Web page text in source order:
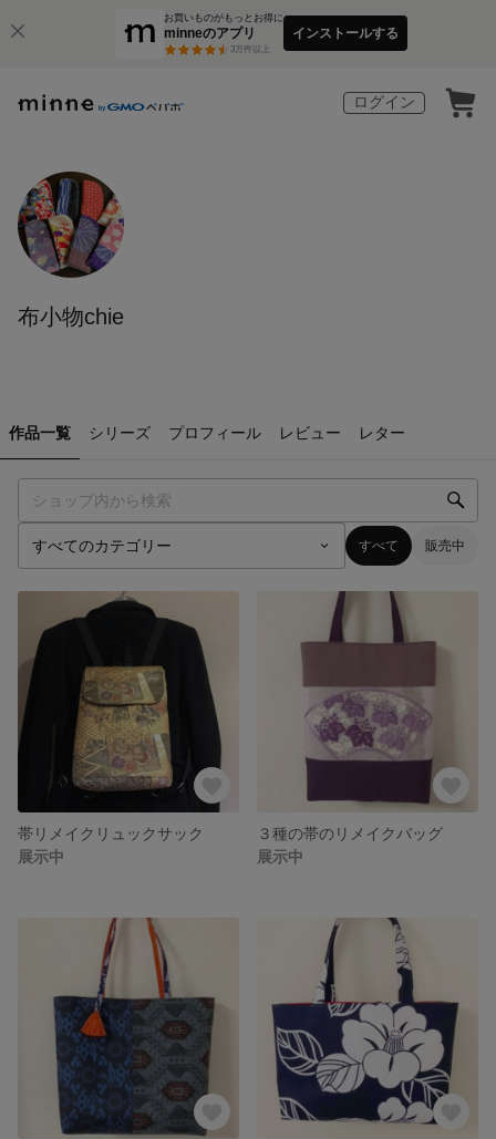
お買いものがもっとお得に
minneのアプリ
3万件以上
インストールする
ログイン
布小物chie
作品一覧 シリーズ プロフィール レビュー レター
すべて 販売中
帯リメイクリュックサック
展示中
３種の帯のリメイクバッグ
展示中